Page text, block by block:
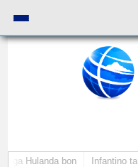
Hulanda bon Infantino ta